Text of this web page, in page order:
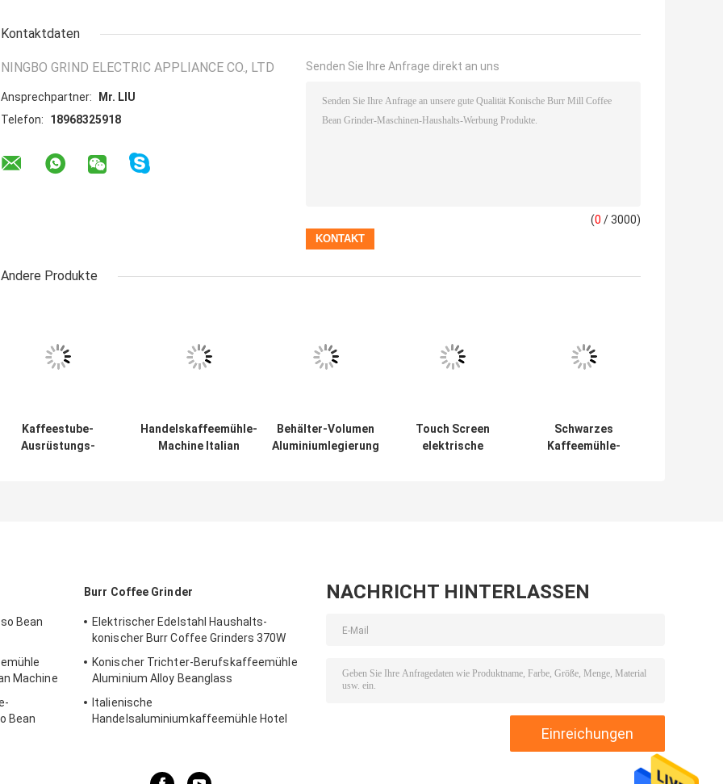
1.Q: Nehmen Sie Soem für die Marke des Kunden an?
: Ja können wir Ihr Logo auf die Maschine setzen, oder ändern Sie die manuellen Bücher, die Kartone etc.
2. Q: Wie man diese Maschine benutzt?
: Es gibt ein instructiontion der Maschine im Kasten. Wir können Ihnen online helfen auch, wenn Sie einige Probleme bei der
Anwendung erhalten.
: Wir sind der Berufshersteller, zum von den Kaffeemühlen herzustellen, gelegen in Ningbo-Stadt, Zhejiang-Provinz, China.
4.Q: Wie lang ist die Vorbereitungs- und Anlaufzeit?